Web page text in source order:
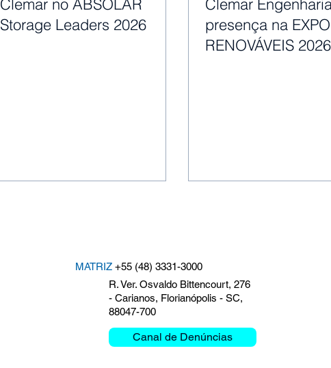
Clemar no ABSOLAR
Storage Leaders 2026
Clemar
presença na EXPO
RENOVÁVEIS 2026
MATRIZ +55 (48) 3331-3000
R. Ver. Osvaldo Bittencourt, 276
- Carianos, Florianópolis - SC,
88047-700
Canal de Denúncias